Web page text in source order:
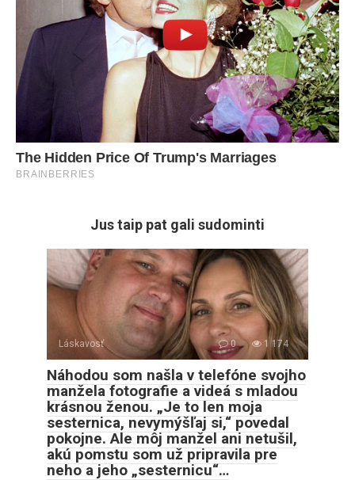
Jus taip pat gali sudominti
Láskavosť 0 1 174
Náhodou som našla v telefóne svojho
manžela fotografie a videá s mladou
krásnou ženou. „Je to len moja
sesternica, nevymýšľaj si,“ povedal
pokojne. Ale môj manžel ani netušil,
akú pomstu som už pripravila pre
neho a jeho „sesternicu“…